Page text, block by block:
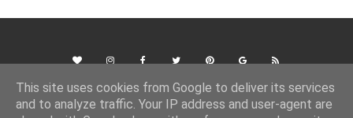
This site uses cookies from Google to deliver its services
and to analyze traffic. Your IP address and user-agent are